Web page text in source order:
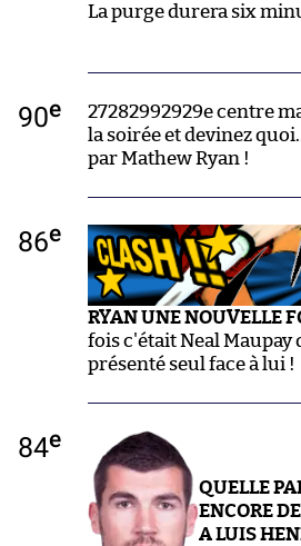
La purge durera six
90e
27282992929e centre
la soirée et devinez
par Mathew Ryan !
86e
RYAN UNE NOUVELLE
fois c'était Neal Maupay
présenté seul face à lui !
84e
QUELLE
ENCORE
A LUIS